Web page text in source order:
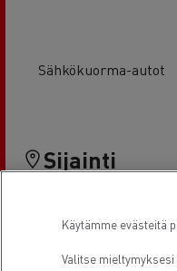
Sähkökuorma-autot
Sijainti
Käytämme evästeitä
Valitse